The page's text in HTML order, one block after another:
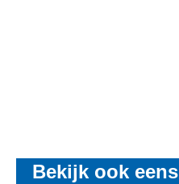
Bekijk ook eens